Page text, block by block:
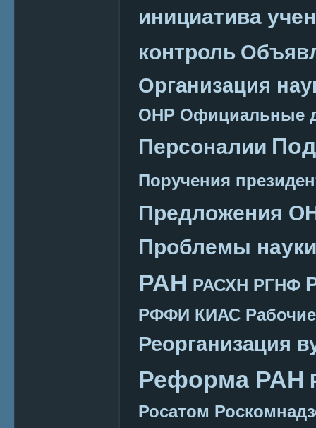
инициатива
контроль
Организация
ОНР Официальные
Персоналии
Поручения
Предложения
Проблемы науки
РАН РАСХН РГНФ
РФФИ КИАС
Реорганизация
Реформа РАН
Росатом